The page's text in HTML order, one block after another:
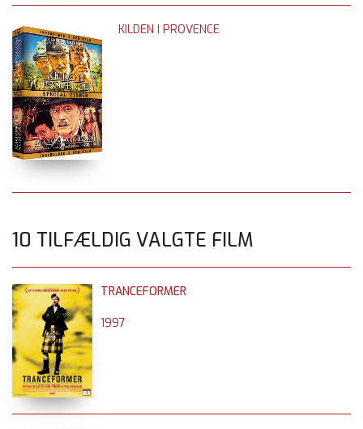
KILDEN I PROVENCE
10 TILFÆLDIG VALGTE FILM
TRANCEFORMER
1997